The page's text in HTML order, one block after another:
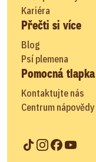
Kariéra
Přečti si více
Blog
Psí plemena
Pomocná tlapka
Kontaktujte nás
Centrum nápovědy